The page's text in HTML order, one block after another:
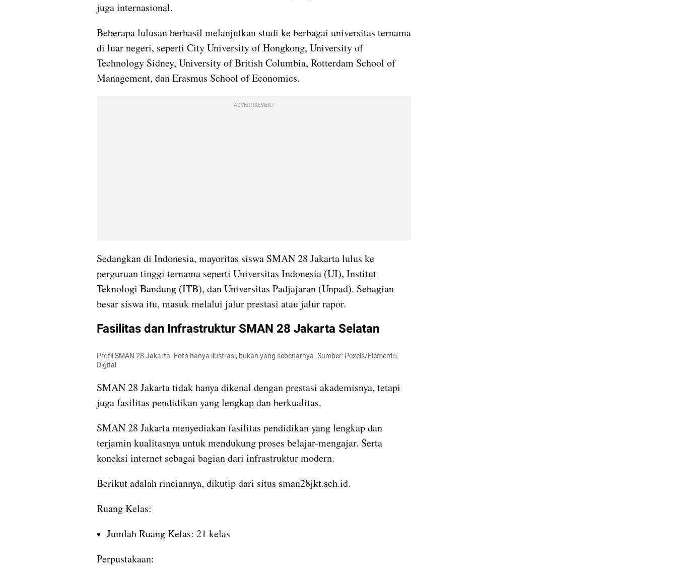
juga internasional.
Beberapa lulusan berhasil melanjutkan studi ke berbagai universitas ternama
di luar negeri, seperti City University of Hongkong, University of
Technology Sidney, University of British Columbia, Rotterdam School of
Management, dan Erasmus School of Economics.
ADVERTISEMENT
Sedangkan di Indonesia, mayoritas siswa SMAN 28 Jakarta lulus ke
perguruan tinggi ternama seperti Universitas Indonesia (UI), Institut
Teknologi Bandung (ITB), dan Universitas Padjajaran (Unpad). Sebagian
besar siswa itu, masuk melalui jalur prestasi atau jalur rapor.
Fasilitas dan Infrastruktur SMAN 28 Jakarta Selatan
Profil SMAN 28 Jakarta. Foto hanya ilustrasi, bukan yang sebenarnya. Sumber: Pexels/Element5
Digital
SMAN 28 Jakarta tidak hanya dikenal dengan prestasi akademisnya, tetapi
juga fasilitas pendidikan yang lengkap dan berkualitas.
SMAN 28 Jakarta menyediakan fasilitas pendidikan yang lengkap dan
terjamin kualitasnya untuk mendukung proses belajar-mengajar. Serta
koneksi internet sebagai bagian dari infrastruktur modern.
Berikut adalah rinciannya, dikutip dari situs sman28jkt.sch.id.
Ruang Kelas:
Jumlah Ruang Kelas: 21 kelas
Perpustakaan: